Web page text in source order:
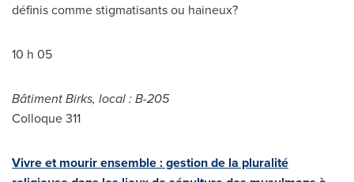
définis comme stigmatisants ou haineux?
10 h 05
Bâtiment Birks, local : B-205
Colloque 311
Vivre et mourir ensemble : gestion de la pluralité